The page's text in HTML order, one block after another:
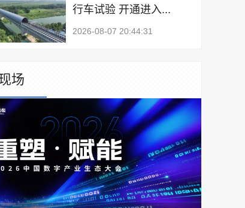
行车试验 开通进入...
2026-08-07 20:44:31
场